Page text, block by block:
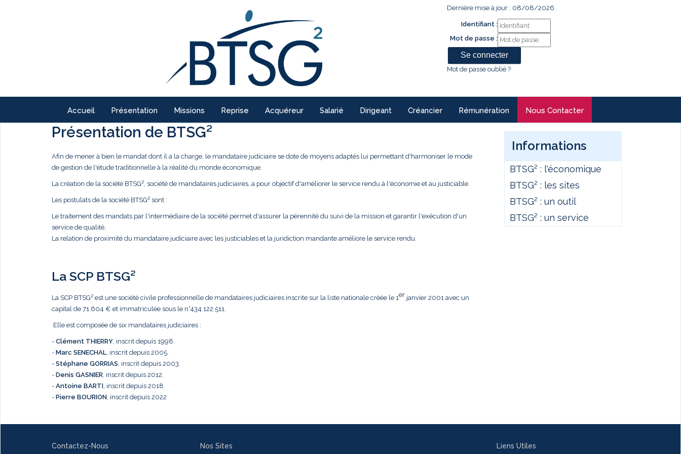
Dernière mise à jour : 08/08/2026
Identifiant :
Mot de passe :
Mot de passe oublié ?
Accueil Présentation Missions Reprise Acquéreur Salarié Dirigeant Créancier Rémunération Nous Contacter
Présentation de BTSG²
Afin de mener à bien le mandat dont il a la charge, le mandataire judiciaire se dote de moyens adaptés lui permettant d'harmoniser le mode
de gestion de l'étude traditionnelle à la réalité du monde économique.
La création de la société BTSG², société de mandataires judiciaires, a pour objectif d'améliorer le service rendu à l'économie et au justiciable.
Les postulats de la société BTSG² sont :
Le traitement des mandats par l'intermédiaire de la société permet d'assurer la pérennité du suivi de la mission et garantir l'exécution d'un
service de qualité,
La relation de proximité du mandataire judiciaire avec les justiciables et la juridiction mandante améliore le service rendu.
La SCP BTSG²
La SCP BTSG² est une société civile professionnelle de mandataires judiciaires inscrite sur la liste nationale créée le 1er janvier 2001 avec un
capital de 71.604 € et immatriculée sous le n°434.122.511.
Elle est composée de six mandataires judiciaires :
- Clément THIERRY, inscrit depuis 1998.
- Marc SENECHAL, inscrit depuis 2005.
- Stéphane GORRIAS, inscrit depuis 2003.
- Denis GASNIER, inscrit depuis 2012.
- Antoine BARTI, inscrit depuis 2018
- Pierre BOURION, inscrit depuis 2022
Informations
BTSG² : l'économique
BTSG² : les sites
BTSG² : un outil
BTSG² : un service
Contactez-Nous Nos Sites Liens Utiles